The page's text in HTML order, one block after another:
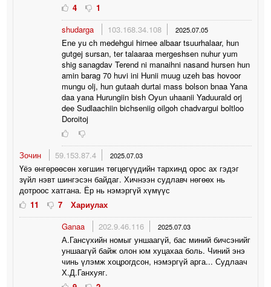
4
1
shudarga
103.168.34.108 2025.07.05
Ene yu ch medehgui hirnee albaar tsuurhalaar, hun
gutgej sursan, ter talaaraa mergeshsen nuhur yum
shig sanagdav Terend ni manaihni nasand hursen hun
amin barag 70 huvi ini Hunii muug uzeh bas hovoor
mungu olj, hun gutaah durtai mass bolson bnaa Yana
daa yana Hurungiin bish Oyun uhaanii Yaduurald orj
dee Sudlaachiin bichseniig oilgoh chadvargui boltloo
Doroitoj
Зочин 59.153.87.4 2025.07.03
Үёэ өнгөрөөсөн хөгшин төгцөгүүдийн тархинд орос ах гэдэг
зүйл нэвт шингэсэн байдаг. Хичнээн судлавч нөгөөх нь
дотроос хатгана. Ёр нь нэмэргүй хүмүүс
11
7
Хариулах
Ganaa
202.9.46.116 2025.07.03
А.Гансүхийн номыг уншаагүй, бас миний бичсэнийг
уншаагүй байж олон юм хуцахаа боль. Чиний энэ
чинь үлэмж хоцрогдсон, нэмэргүй арга... Судлаач
Х.Д.Ганхуяг.